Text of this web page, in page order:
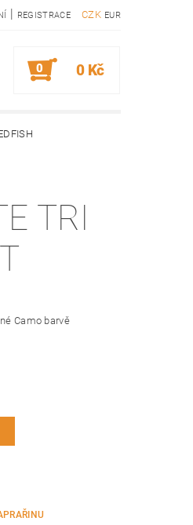
CZK EUR
| REGISTRACE
0 0 Kč
TRI
Camo barvě